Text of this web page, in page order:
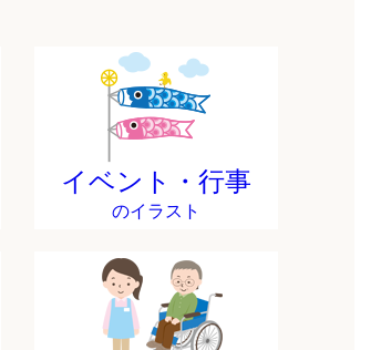
イベント・行事
のイラスト